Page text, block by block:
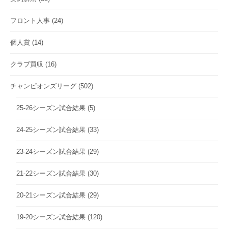
フロント人事 (24)
個人賞 (14)
クラブ買収 (16)
チャンピオンズリーグ (502)
25-26シーズン試合結果 (5)
24-25シーズン試合結果 (33)
23-24シーズン試合結果 (29)
21-22シーズン試合結果 (30)
20-21シーズン試合結果 (29)
19-20シーズン試合結果 (120)